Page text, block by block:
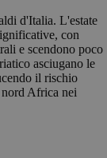
d'Italia. L'estate
con
e scendono poco
asciugano le
il rischio
Africa nei